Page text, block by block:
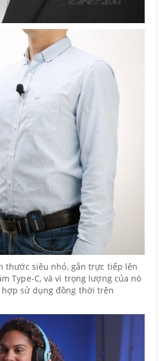
thước siêu nhỏ, gắn trực tiếp lên
Type-C, và vì trọng lượng của nó
sử dụng đồng thời trên